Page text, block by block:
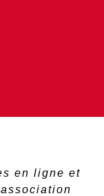
en ligne et